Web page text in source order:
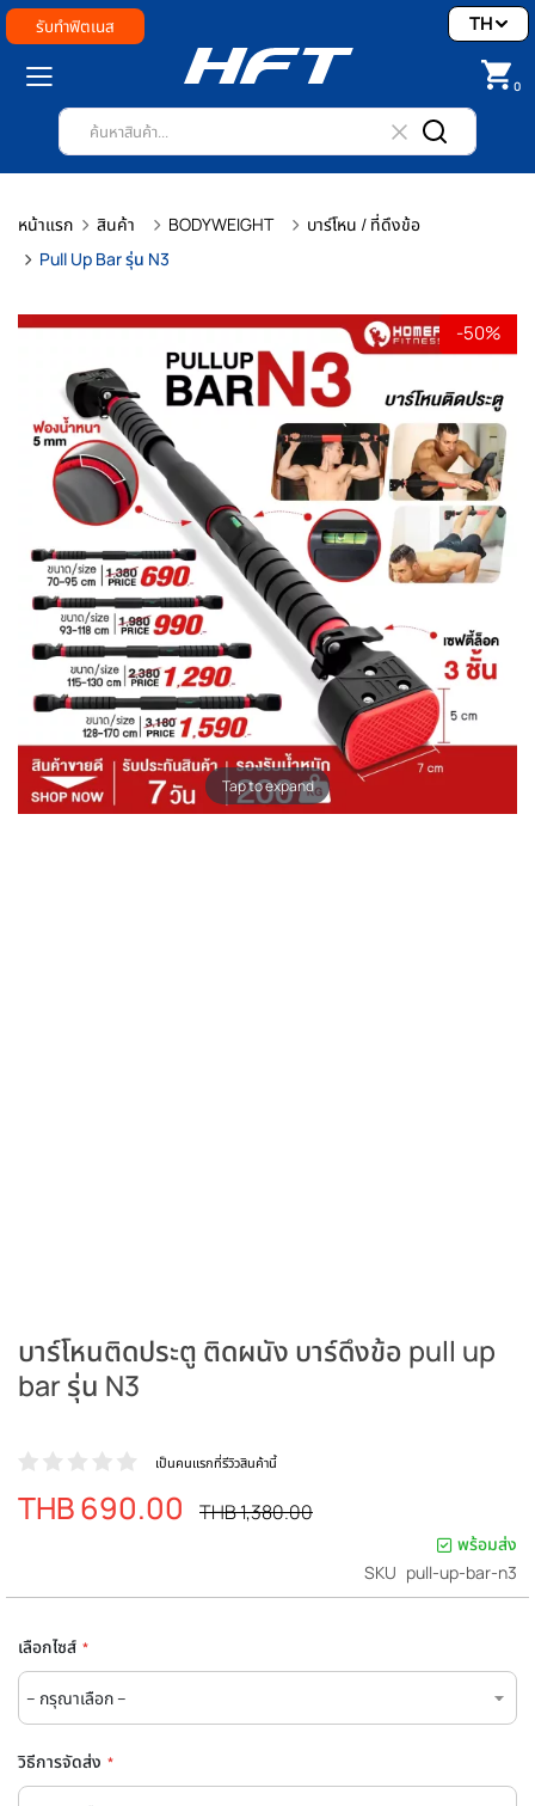
รับทำฟิตเนส
0
TH
หน้าแรก สินค้า BODYWEIGHT
บาร์โหน / ที่ดึงข้อ
Pull Up Bar รุ่น N3
Tap to expand
-50%
บาร์โหนติดประตู ติดผนัง บาร์ดึงข้อ pull up
bar รุ่น N3
เป็นคนแรกที่รีวิวสินค้านี้
ราคา
THB 690.00
ราคา
THB 1,380.00
พร้อมส่ง
SKU pull-up-bar-n3
เลือกไซส์
วิธีการจัดส่ง